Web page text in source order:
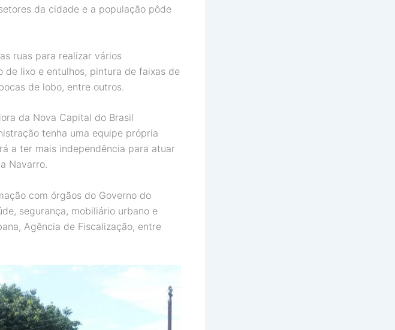
da cidade e a população pôde
ruas para realizar vários
de lixo e entulhos, pintura de faixas de
de lobo, entre outros.
da Nova Capital do Brasil
tenha uma equipe própria
a ter mais independência para atuar
Navarro.
com órgãos do Governo do
segurança, mobiliário urbano e
Agência de Fiscalização, entre